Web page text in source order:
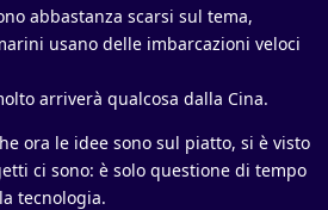
abbastanza scarsi sul tema,
usano delle imbarcazioni veloci
arriverà qualcosa dalla Cina.
ora le idee sono sul piatto, si è visto
ci sono: è solo questione di tempo
tecnologia.